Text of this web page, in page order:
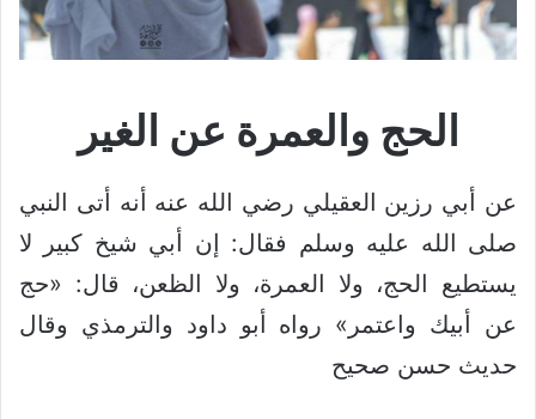
الحج والعمرة عن الغير
عن أبي رزين العقيلي رضي الله عنه أنه أتى النبي
صلى الله عليه وسلم فقال: إن أبي شيخ كبير لا
يستطيع الحج، ولا العمرة، ولا الظعن، قال: «حج
عن أبيك واعتمر» رواه أبو داود والترمذي وقال
حديث حسن صحيح